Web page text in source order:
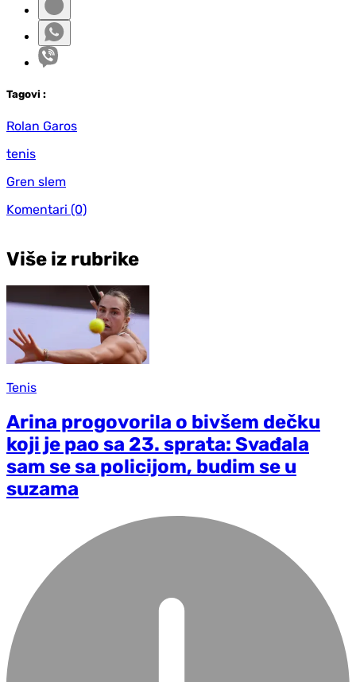
Tagovi :
Rolan Garos
tenis
Gren slem
Komentari (0)
Više iz rubrike
Tenis
Arina progovorila o bivšem dečku
koji je pao sa 23. sprata: Svađala
sam se sa policijom, budim se u
suzama